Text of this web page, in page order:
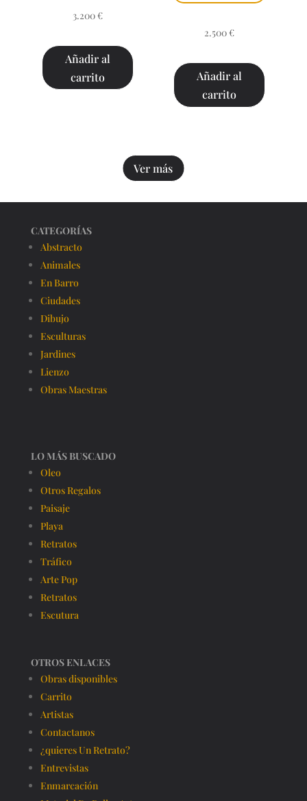
3.200 €
Añadir al
carrito
2.500 €
Añadir al
carrito
Ver más
CATEGORÍAS
Abstracto
Animales
En Barro
Ciudades
Dibujo
Esculturas
Jardines
Lienzo
Obras Maestras
LO MÁS BUSCADO
Oleo
Otros Regalos
Paisaje
Playa
Retratos
Tráfico
Arte Pop
Retratos
Escutura
OTROS ENLACES
Obras disponibles
Carrito
Artistas
Contactanos
¿quieres Un Retrato?
Entrevistas
Enmarcación